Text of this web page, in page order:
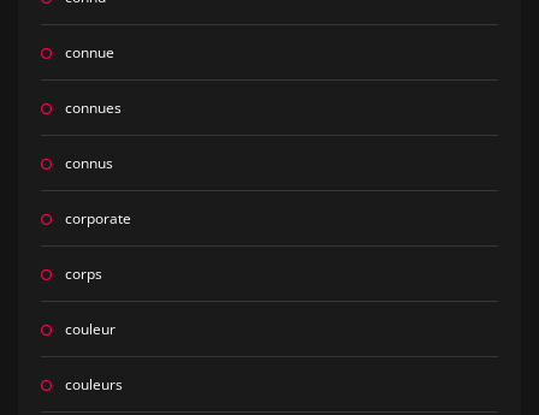
connue
connues
connus
corporate
corps
couleur
couleurs